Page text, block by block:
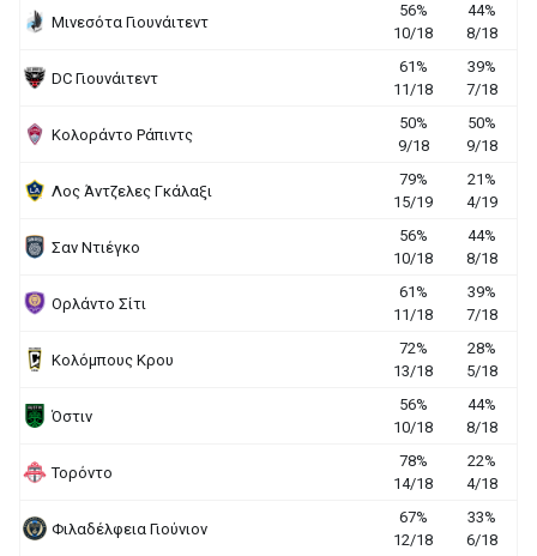
Μινεσότα Γιουνάιτεντ
56%
10/18
44%
8/18
DC Γιουνάιτεντ
61%
11/18
39%
7/18
Κολοράντο Ράπιντς
50%
9/18
50%
9/18
Λος Άντζελες Γκάλαξι
79%
15/19
21%
4/19
Σαν Ντιέγκο
56%
10/18
44%
8/18
Ορλάντο Σίτι
61%
11/18
39%
7/18
Κολόμπους Κρου
72%
13/18
28%
5/18
Όστιν
56%
10/18
44%
8/18
Τορόντο
78%
14/18
22%
4/18
Φιλαδέλφεια Γιούνιον
67%
12/18
33%
6/18